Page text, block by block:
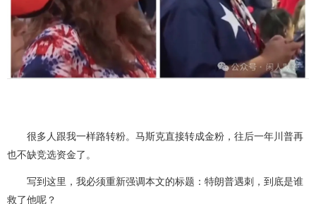
很多人跟我一样路转粉。马斯克直接转成金粉，往后一年川普再
也不缺竞选资金了。
写到这里，我必须重新强调本文的标题：特朗普遇刺，到底是谁
救了他呢？